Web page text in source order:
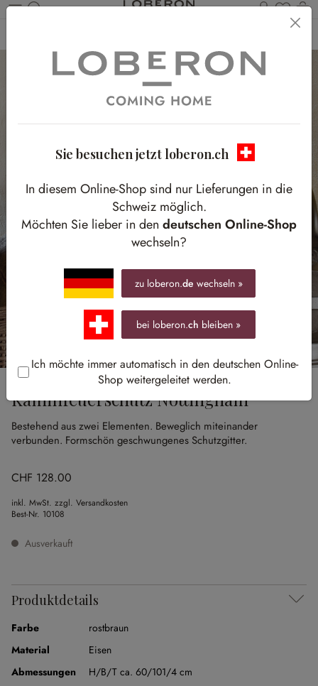
Du
Kaminfeuerschutz Nottingham
Bestehend aus zwei Elementen. Beweglich miteinander
verbunden. Formschön geschwungenes Schutzgitter.
CHF 128.00
inkl. MwSt. zzgl. Versandkosten
Best-Nr. 10108
Ausverkauft
Produktdetails
Farbe
rostbraun
Material
Eisen
Abmessungen
H/B/T ca. 60/101/4 cm
Sie besuchen jetzt loberon.ch
In diesem Online-Shop sind nur Lieferungen in die
Schweiz möglich.
Möchten Sie lieber in den deutschen Online-Shop
wechseln?
zu loberon.de wechseln »
bei loberon.ch bleiben »
Ich möchte immer automatisch in den deutschen Online-
Shop weitergeleitet werden.